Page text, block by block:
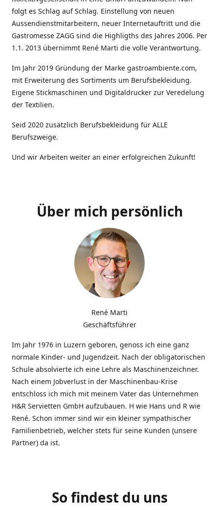
folgt es Schlag auf Schlag. Einstellung von neuen
Aussendienstmitarbeitern, neuer Internetauftritt und die
Gastromesse ZAGG sind die Highligths des Jahres 2006. Per
1.1. 2013 übernimmt René Marti die volle Verantwortung.
Im Jahr 2019 Gründung der Marke gastroambiente.com,
mit Erweiterung des Sortiments um Berufsbekleidung.
Eigene Stickmaschinen und Digitaldrucker zur Veredelung
der Textilien.
Seid 2020 zusätzlich Berufsbekleidung für ALLE
Berufszweige.
Und wir Arbeiten weiter an einer erfolgreichen Zukunft!
Über mich persönlich
René Marti
Geschäftsführer
Im Jahr 1976 in Luzern geboren, genoss ich eine ganz
normale Kinder- und Jugendzeit. Nach der obligatorischen
Schule absolvierte ich eine Lehre als Maschinenzeichner.
Nach einem Jobverlust in der Maschinenbau-Krise
entschloss ich mich mit meinem Vater das Unternehmen
H&R Servietten GmbH aufzubauen. H wie Hans und R wie
René. Schon immer sind wir ein kleiner sympathischer
Familienbetrieb, welcher stets für seine Kunden (unsere
Partner) da ist.
So findest du uns